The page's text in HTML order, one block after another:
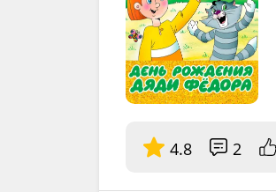
4.8 2